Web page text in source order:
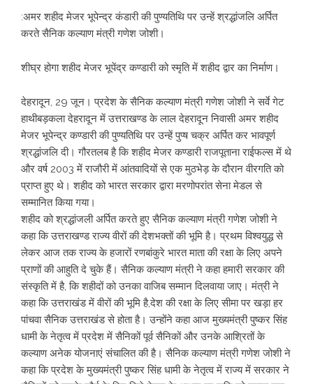
:अमर शहीद मेजर भूपेन्द्र कंडारी की पुण्यतिथि पर उन्हें श्रद्धांजलि अर्पित
करते सैनिक कल्याण मंत्री गणेश जोशी।
शीघ्र होगा शहीद मेजर भूपेंद्र कण्डारी को स्मृति में शहीद द्वार का निर्माण।
देहरादून, 29 जून। प्रदेश के सैनिक कल्याण मंत्री गणेश जोशी ने सर्वे गेट
हाथीबड़कला देहरादून में उत्तराखण्ड के लाल देहरादून निवासी अमर शहीद
मेजर भूपेन्द्र कण्डारी की पुण्यतिथि पर उन्हें पुप्ष चक्र अर्पित कर भावपूर्ण
श्रद्धांजलि दी। गौरतलब है कि शहीद मेजर कण्डारी राजपूताना राईफल्स में थे
और वर्ष 2003 में राजौरी में आंतवादियों से एक मुठभेड़ के दौरान वीरगति को
प्राप्त हुए थे। शहीद को भारत सरकार द्वारा मरणोपरांत सेना मेडल से
सम्मानित किया गया।
शहीद को श्रद्धांजली अर्पित करते हुए सैनिक कल्याण मंत्री गणेश जोशी ने
कहा कि उत्तराखण्ड राज्य वीरों की देशभक्तों की भूमि है। प्रथम विश्वयुद्ध से
लेकर आज तक राज्य के हजारों रणबांकुरे भारत माता की रक्षा के लिए अपने
प्राणों की आहुति दे चुके हैं। सैनिक कल्याण मंत्री ने कहा हमारी सरकार की
संस्कृति में है, कि शहीदों को उनका वाजिब सम्मान दिलवाया जाए। मंत्री ने
कहा कि उत्तराखंड में वीरों की भूमि है,देश की रक्षा के लिए सीमा पर खड़ा हर
पांचवा सैनिक उत्तराखंड से होता है। उन्होंने कहा आज मुख्यमंत्री पुष्कर सिंह
धामी के नेतृत्व में प्रदेश में सैनिकों पूर्व सैनिकों और उनके आश्रितों के
कल्याण अनेक योजनाएं संचालित की है। सैनिक कल्याण मंत्री गणेश जोशी ने
कहा कि प्रदेश के मुख्यमंत्री पुष्कर सिंह धामी के नेतृत्व में राज्य में सरकार ने